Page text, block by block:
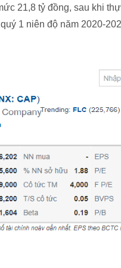
21,8 tỷ đồng, sau khi
1 niên độ năm 2020-